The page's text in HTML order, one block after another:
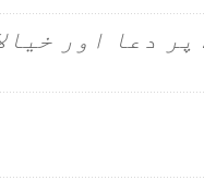
دعا اور